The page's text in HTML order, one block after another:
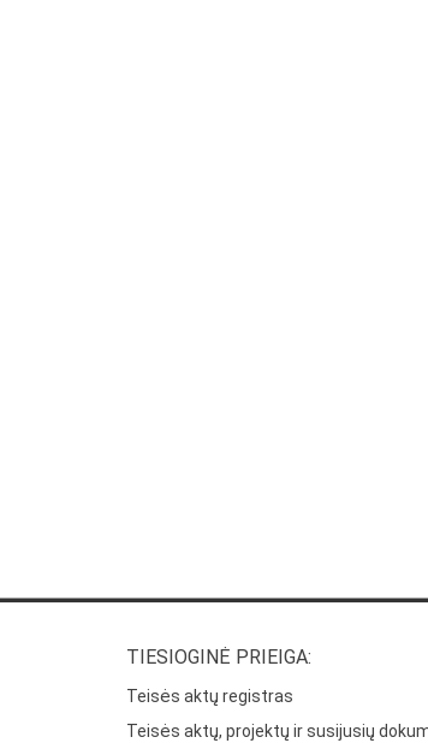
TIESIOGINĖ PRIEIGA:
Teisės aktų registras
Teisės aktų, projektų ir susijusių